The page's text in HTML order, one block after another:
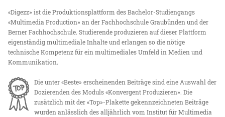
«Digezz» ist die Produktionsplattform des Bachelor-Studiengangs
«Multimedia Production» an der Fachhochschule Graubünden und der
Berner Fachhochschule. Studierende produzieren auf dieser Plattform
eigenständig multimediale Inhalte und erlangen so die nötige
technische Kompetenz für ein multimediales Umfeld in Medien und
Kommunikation.
Die unter «Beste» erscheinenden Beiträge sind eine Auswahl der
Dozierenden des Moduls «Konvergent Produzieren». Die
zusätzlich mit der «Top»-Plakette gekennzeichneten Beiträge
wurden anlässlich des alljährlich vom Institut für Multimedia